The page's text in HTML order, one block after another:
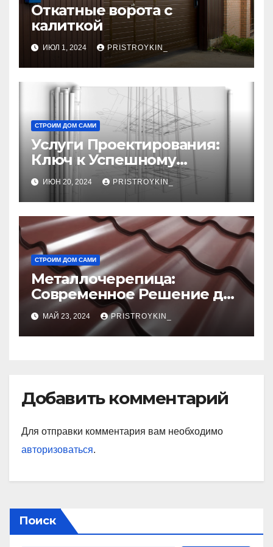
Откатные ворота с
калиткой
ИЮЛ 1, 2024 PRISTROYKIN_
СТРОИМ ДОМ САМИ
Услуги Проектирования:
Ключ к Успешному
Реализации Ваших Идей
ИЮН 20, 2024 PRISTROYKIN_
СТРОИМ ДОМ САМИ
Металлочерепица:
Современное Решение для
Крыши
МАЙ 23, 2024 PRISTROYKIN_
Добавить комментарий
Для отправки комментария вам необходимо
авторизоваться.
Поиск